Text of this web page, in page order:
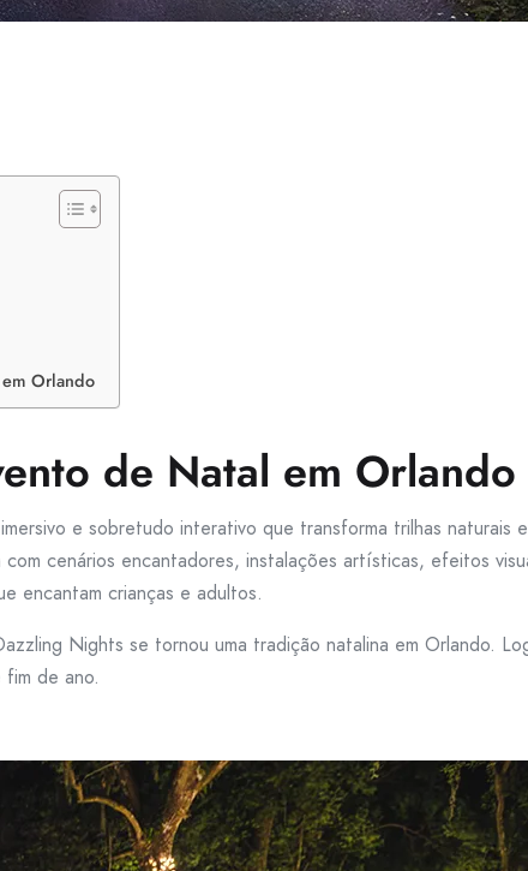
em Orlando
de Natal em Orlando
e sobretudo interativo que transforma trilhas naturais
cenários encantadores, instalações artísticas, efeitos
encantam crianças e adultos.
Nights se tornou uma tradição natalina em Orlando.
de ano.